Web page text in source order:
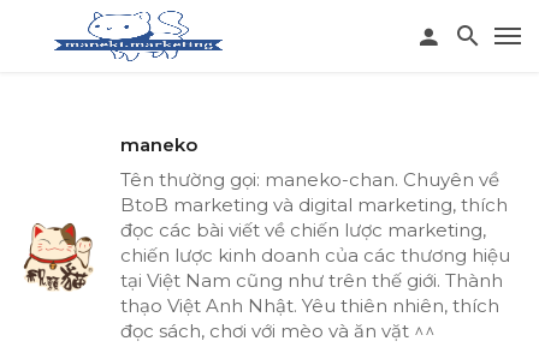
maneko
Tên thường gọi: maneko-chan. Chuyên về
BtoB marketing và digital marketing, thích
đọc các bài viết về chiến lược marketing,
chiến lược kinh doanh của các thương hiệu
tại Việt Nam cũng như trên thế giới. Thành
thạo Việt Anh Nhật. Yêu thiên nhiên, thích
đọc sách, chơi với mèo và ăn vặt ^^